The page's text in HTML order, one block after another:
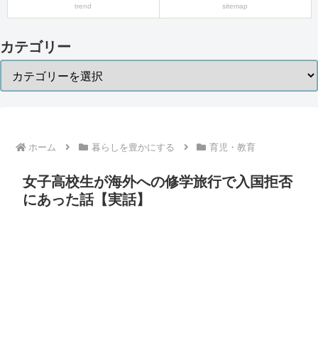
trend sitemap
カテゴリー
ホーム 暮らしを豊かにする 育児・教育
女子高校生が海外への修学旅行で入国拒否
にあった話【実話】